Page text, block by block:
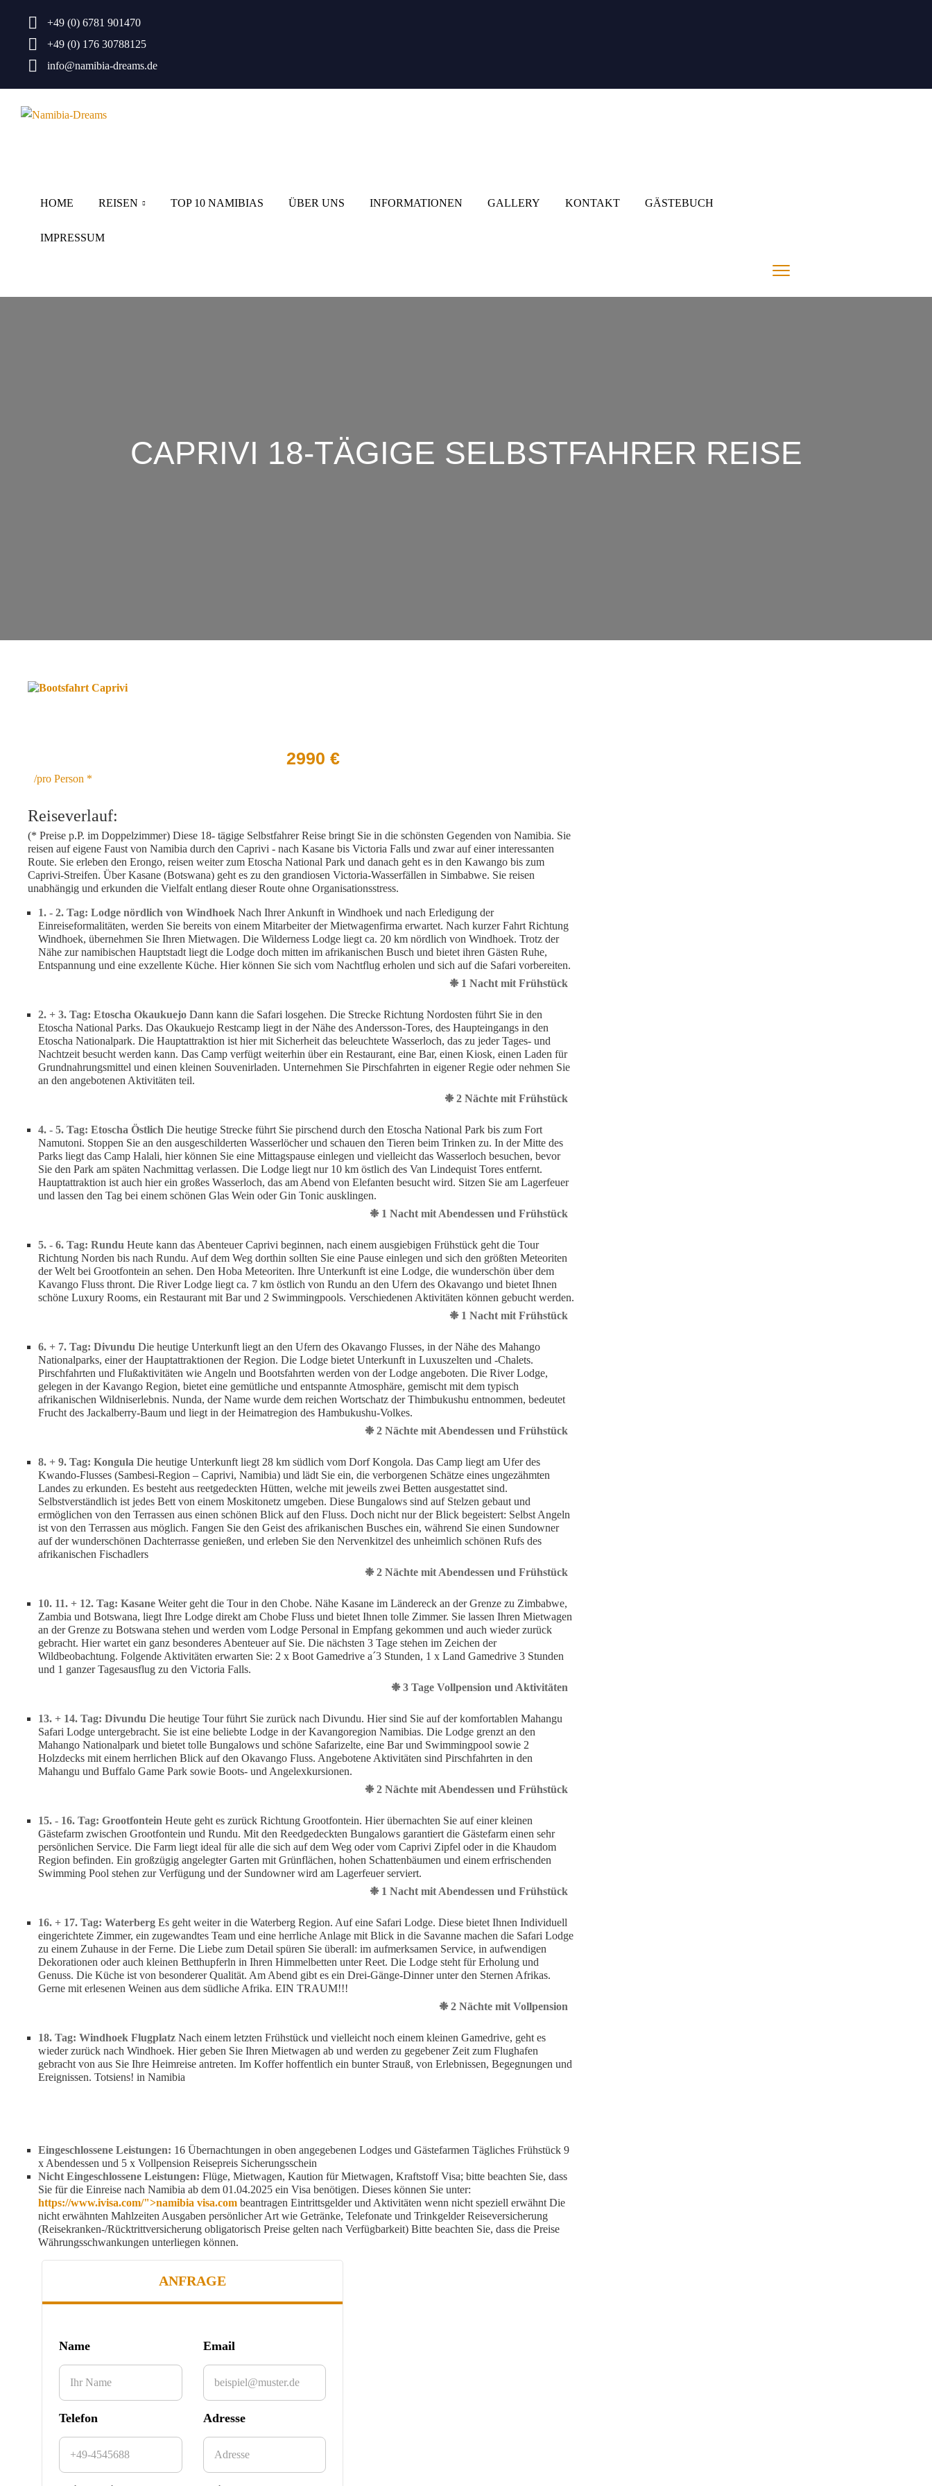
+49 (0) 6781 901470
+49 (0) 176 30788125
info@namibia-dreams.de
HOME REISEN TOP 10 NAMIBIAS ÜBER UNS INFORMATIONEN GALLERY KONTAKT GÄSTEBUCH
IMPRESSUM
CAPRIVI 18-TÄGIGE SELBSTFAHRER REISE
2990 €
/pro Person *
Reiseverlauf:
(* Preise p.P. im Doppelzimmer) Diese 18- tägige Selbstfahrer Reise bringt Sie in die schönsten Gegenden von Namibia. Sie
reisen auf eigene Faust von Namibia durch den Caprivi - nach Kasane bis Victoria Falls und zwar auf einer interessanten
Route. Sie erleben den Erongo, reisen weiter zum Etoscha National Park und danach geht es in den Kawango bis zum
Caprivi-Streifen. Über Kasane (Botswana) geht es zu den grandiosen Victoria-Wasserfällen in Simbabwe. Sie reisen
unabhängig und erkunden die Vielfalt entlang dieser Route ohne Organisationsstress.
1. - 2. Tag: Lodge nördlich von Windhoek Nach Ihrer Ankunft in Windhoek und nach Erledigung der
Einreiseformalitäten, werden Sie bereits von einem Mitarbeiter der Mietwagenfirma erwartet. Nach kurzer Fahrt Richtung
Windhoek, übernehmen Sie Ihren Mietwagen. Die Wilderness Lodge liegt ca. 20 km nördlich von Windhoek. Trotz der
Nähe zur namibischen Hauptstadt liegt die Lodge doch mitten im afrikanischen Busch und bietet ihren Gästen Ruhe,
Entspannung und eine exzellente Küche. Hier können Sie sich vom Nachtflug erholen und sich auf die Safari vorbereiten.
❉ 1 Nacht mit Frühstück
2. + 3. Tag: Etoscha Okaukuejo Dann kann die Safari losgehen. Die Strecke Richtung Nordosten führt Sie in den
Etoscha National Parks. Das Okaukuejo Restcamp liegt in der Nähe des Andersson-Tores, des Haupteingangs in den
Etoscha Nationalpark. Die Hauptattraktion ist hier mit Sicherheit das beleuchtete Wasserloch, das zu jeder Tages- und
Nachtzeit besucht werden kann. Das Camp verfügt weiterhin über ein Restaurant, eine Bar, einen Kiosk, einen Laden für
Grundnahrungsmittel und einen kleinen Souvenirladen. Unternehmen Sie Pirschfahrten in eigener Regie oder nehmen Sie
an den angebotenen Aktivitäten teil.
❉ 2 Nächte mit Frühstück
4. - 5. Tag: Etoscha Östlich Die heutige Strecke führt Sie pirschend durch den Etoscha National Park bis zum Fort
Namutoni. Stoppen Sie an den ausgeschilderten Wasserlöcher und schauen den Tieren beim Trinken zu. In der Mitte des
Parks liegt das Camp Halali, hier können Sie eine Mittagspause einlegen und vielleicht das Wasserloch besuchen, bevor
Sie den Park am späten Nachmittag verlassen. Die Lodge liegt nur 10 km östlich des Van Lindequist Tores entfernt.
Hauptattraktion ist auch hier ein großes Wasserloch, das am Abend von Elefanten besucht wird. Sitzen Sie am Lagerfeuer
und lassen den Tag bei einem schönen Glas Wein oder Gin Tonic ausklingen.
❉ 1 Nacht mit Abendessen und Frühstück
5. - 6. Tag: Rundu Heute kann das Abenteuer Caprivi beginnen, nach einem ausgiebigen Frühstück geht die Tour
Richtung Norden bis nach Rundu. Auf dem Weg dorthin sollten Sie eine Pause einlegen und sich den größten Meteoriten
der Welt bei Grootfontein an sehen. Den Hoba Meteoriten. Ihre Unterkunft ist eine Lodge, die wunderschön über dem
Kavango Fluss thront. Die River Lodge liegt ca. 7 km östlich von Rundu an den Ufern des Okavango und bietet Ihnen
schöne Luxury Rooms, ein Restaurant mit Bar und 2 Swimmingpools. Verschiedenen Aktivitäten können gebucht werden.
❉ 1 Nacht mit Frühstück
6. + 7. Tag: Divundu Die heutige Unterkunft liegt an den Ufern des Okavango Flusses, in der Nähe des Mahango
Nationalparks, einer der Hauptattraktionen der Region. Die Lodge bietet Unterkunft in Luxuszelten und -Chalets.
Pirschfahrten und Flußaktivitäten wie Angeln und Bootsfahrten werden von der Lodge angeboten. Die River Lodge,
gelegen in der Kavango Region, bietet eine gemütliche und entspannte Atmosphäre, gemischt mit dem typisch
afrikanischen Wildniserlebnis. Nunda, der Name wurde dem reichen Wortschatz der Thimbukushu entnommen, bedeutet
Frucht des Jackalberry-Baum und liegt in der Heimatregion des Hambukushu-Volkes.
❉ 2 Nächte mit Abendessen und Frühstück
8. + 9. Tag: Kongula Die heutige Unterkunft liegt 28 km südlich vom Dorf Kongola. Das Camp liegt am Ufer des
Kwando-Flusses (Sambesi-Region – Caprivi, Namibia) und lädt Sie ein, die verborgenen Schätze eines ungezähmten
Landes zu erkunden. Es besteht aus reetgedeckten Hütten, welche mit jeweils zwei Betten ausgestattet sind.
Selbstverständlich ist jedes Bett von einem Moskitonetz umgeben. Diese Bungalows sind auf Stelzen gebaut und
ermöglichen von den Terrassen aus einen schönen Blick auf den Fluss. Doch nicht nur der Blick begeistert: Selbst Angeln
ist von den Terrassen aus möglich. Fangen Sie den Geist des afrikanischen Busches ein, während Sie einen Sundowner
auf der wunderschönen Dachterrasse genießen, und erleben Sie den Nervenkitzel des unheimlich schönen Rufs des
afrikanischen Fischadlers
❉ 2 Nächte mit Abendessen und Frühstück
10. 11. + 12. Tag: Kasane Weiter geht die Tour in den Chobe. Nähe Kasane im Ländereck an der Grenze zu Zimbabwe,
Zambia und Botswana, liegt Ihre Lodge direkt am Chobe Fluss und bietet Ihnen tolle Zimmer. Sie lassen Ihren Mietwagen
an der Grenze zu Botswana stehen und werden vom Lodge Personal in Empfang gekommen und auch wieder zurück
gebracht. Hier wartet ein ganz besonderes Abenteuer auf Sie. Die nächsten 3 Tage stehen im Zeichen der
Wildbeobachtung. Folgende Aktivitäten erwarten Sie: 2 x Boot Gamedrive a´3 Stunden, 1 x Land Gamedrive 3 Stunden
und 1 ganzer Tagesausflug zu den Victoria Falls.
❉ 3 Tage Vollpension und Aktivitäten
13. + 14. Tag: Divundu Die heutige Tour führt Sie zurück nach Divundu. Hier sind Sie auf der komfortablen Mahangu
Safari Lodge untergebracht. Sie ist eine beliebte Lodge in der Kavangoregion Namibias. Die Lodge grenzt an den
Mahango Nationalpark und bietet tolle Bungalows und schöne Safarizelte, eine Bar und Swimmingpool sowie 2
Holzdecks mit einem herrlichen Blick auf den Okavango Fluss. Angebotene Aktivitäten sind Pirschfahrten in den
Mahangu und Buffalo Game Park sowie Boots- und Angelexkursionen.
❉ 2 Nächte mit Abendessen und Frühstück
15. - 16. Tag: Grootfontein Heute geht es zurück Richtung Grootfontein. Hier übernachten Sie auf einer kleinen
Gästefarm zwischen Grootfontein und Rundu. Mit den Reedgedeckten Bungalows garantiert die Gästefarm einen sehr
persönlichen Service. Die Farm liegt ideal für alle die sich auf dem Weg oder vom Caprivi Zipfel oder in die Khaudom
Region befinden. Ein großzügig angelegter Garten mit Grünflächen, hohen Schattenbäumen und einem erfrischenden
Swimming Pool stehen zur Verfügung und der Sundowner wird am Lagerfeuer serviert.
❉ 1 Nacht mit Abendessen und Frühstück
16. + 17. Tag: Waterberg Es geht weiter in die Waterberg Region. Auf eine Safari Lodge. Diese bietet Ihnen Individuell
eingerichtete Zimmer, ein zugewandtes Team und eine herrliche Anlage mit Blick in die Savanne machen die Safari Lodge
zu einem Zuhause in der Ferne. Die Liebe zum Detail spüren Sie überall: im aufmerksamen Service, in aufwendigen
Dekorationen oder auch kleinen Betthupferln in Ihren Himmelbetten unter Reet. Die Lodge steht für Erholung und
Genuss. Die Küche ist von besonderer Qualität. Am Abend gibt es ein Drei-Gänge-Dinner unter den Sternen Afrikas.
Gerne mit erlesenen Weinen aus dem südliche Afrika. EIN TRAUM!!!
❉ 2 Nächte mit Vollpension
18. Tag: Windhoek Flugplatz Nach einem letzten Frühstück und vielleicht noch einem kleinen Gamedrive, geht es
wieder zurück nach Windhoek. Hier geben Sie Ihren Mietwagen ab und werden zu gegebener Zeit zum Flughafen
gebracht von aus Sie Ihre Heimreise antreten. Im Koffer hoffentlich ein bunter Strauß, von Erlebnissen, Begegnungen und
Ereignissen. Totsiens! in Namibia
Eingeschlossene Leistungen: 16 Übernachtungen in oben angegebenen Lodges und Gästefarmen Tägliches Frühstück 9
x Abendessen und 5 x Vollpension Reisepreis Sicherungsschein
Nicht Eingeschlossene Leistungen: Flüge, Mietwagen, Kaution für Mietwagen, Kraftstoff Visa; bitte beachten Sie, dass
Sie für die Einreise nach Namibia ab dem 01.04.2025 ein Visa benötigen. Dieses können Sie unter:
https://www.ivisa.com/">namibia visa.com beantragen Eintrittsgelder und Aktivitäten wenn nicht speziell erwähnt Die
nicht erwähnten Mahlzeiten Ausgaben persönlicher Art wie Getränke, Telefonate und Trinkgelder Reiseversicherung
(Reisekranken-/Rücktrittversicherung obligatorisch Preise gelten nach Verfügbarkeit) Bitte beachten Sie, dass die Preise
Währungsschwankungen unterliegen können.
ANFRAGE
Name Email
Telefon Adresse